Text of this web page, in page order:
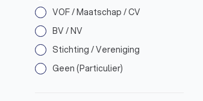
VOF / Maatschap / CV
BV / NV
Stichting / Vereniging
Geen (Particulier)